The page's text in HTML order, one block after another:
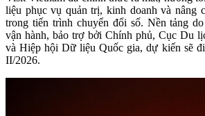
liệu phục vụ quản trị, kinh doanh và nâng
trong tiến trình chuyển đổi số. Nền tảng
vận hành, bảo trợ bởi Chính phủ, Cục Du
và Hiệp hội Dữ liệu Quốc gia, dự kiến sẽ
II/2026.